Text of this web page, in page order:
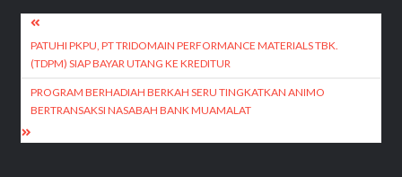
Navigasi
pos
PATUHI PKPU, PT TRIDOMAIN PERFORMANCE MATERIALS TBK.
(TDPM) SIAP BAYAR UTANG KE KREDITUR
PROGRAM BERHADIAH BERKAH SERU TINGKATKAN ANIMO
BERTRANSAKSI NASABAH BANK MUAMALAT